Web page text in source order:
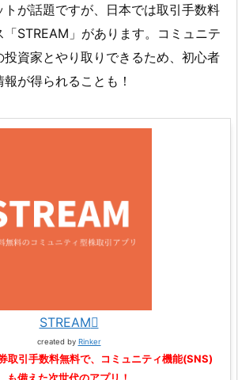
が話題ですが、日本では取引手数料
STREAM」があります。コミュニテ
投資家とやり取りできるため、初心者
が得られることも！
STREAM
created by Rinker
取引手数料無料で、コミュニティ機能(SNS)
も備えた次世代のアプリ！